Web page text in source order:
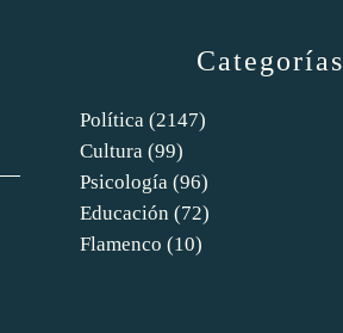
Categorías
Política (2147)
Cultura (99)
Psicología (96)
Educación (72)
Flamenco (10)